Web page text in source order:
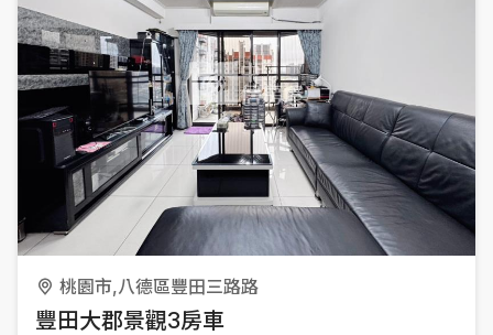
桃園市,八德區豐田三路路
豐田大郡景觀3房車